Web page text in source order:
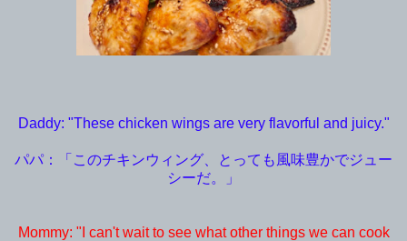
Daddy: "These chicken wings are very flavorful and juicy."
パパ：「このチキンウィング、とっても風味豊かでジュー
シーだ。」
Mommy: "I can't wait to see what other things we can cook